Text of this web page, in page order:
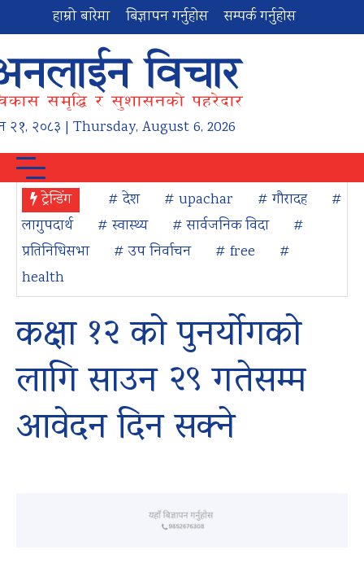
हाम्रो बारेमा बिज्ञापन गर्नुहोस सम्पर्क गर्नुहोस
२१, २०८३ | Thursday, August 6, 2026
ट्रेन्डिंग # देश # upachar # गौरादह
#
लागुपदार्थ
# स्वास्थ्य # सार्वजनिक विदा
#
प्रतिनिधिसभा
# उप निर्वाचन # free
#
health
कक्षा १२ को पुनर्योगको
लागि साउन २९ गतेसम्म
आवेदन दिन सक्ने